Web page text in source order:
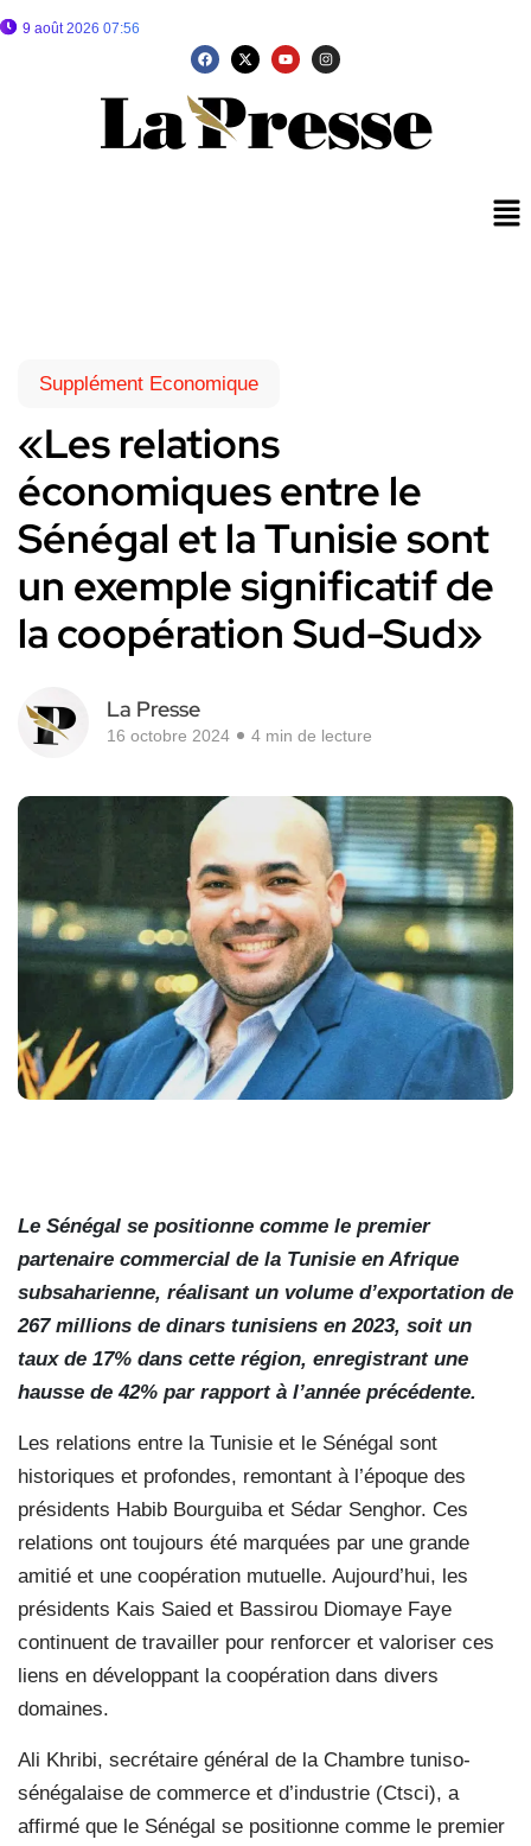
9 août 2026 07:56
Supplément Economique
«Les relations
économiques entre le
Sénégal et la Tunisie sont
un exemple significatif de
la coopération Sud-Sud»
La Presse
16 octobre 2024 4 min de lecture
Le Sénégal se positionne comme le premier
partenaire commercial de la Tunisie en Afrique
subsaharienne, réalisant un volume d’exportation de
267 millions de dinars tunisiens en 2023, soit un
taux de 17% dans cette région, enregistrant une
hausse de 42% par rapport à l’année précédente.
Les relations entre la Tunisie et le Sénégal sont
historiques et profondes, remontant à l’époque des
présidents Habib Bourguiba et Sédar Senghor. Ces
relations ont toujours été marquées par une grande
amitié et une coopération mutuelle. Aujourd’hui, les
présidents Kais Saied et Bassirou Diomaye Faye
continuent de travailler pour renforcer et valoriser ces
liens en développant la coopération dans divers
domaines.
Ali Khribi, secrétaire général de la Chambre tuniso-
sénégalaise de commerce et d’industrie (Ctsci), a
affirmé que le Sénégal se positionne comme le premier